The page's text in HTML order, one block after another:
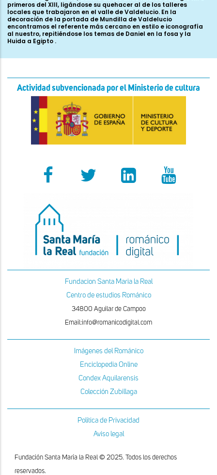
Actividad subvencionada por el Ministerio de cultura
Fundacion Santa Maria la Real
Centro de estudios Románico
34800 Aguilar de Campoo
Email:info@romanicodigital.com
Imágenes del Románico
Enciclopedia Online
Condex Aquilarensis
Colección Zubillaga
Política de Privacidad
Aviso legal
Fundación Santa María la Real © 2025. Todos los derechos
reservados.